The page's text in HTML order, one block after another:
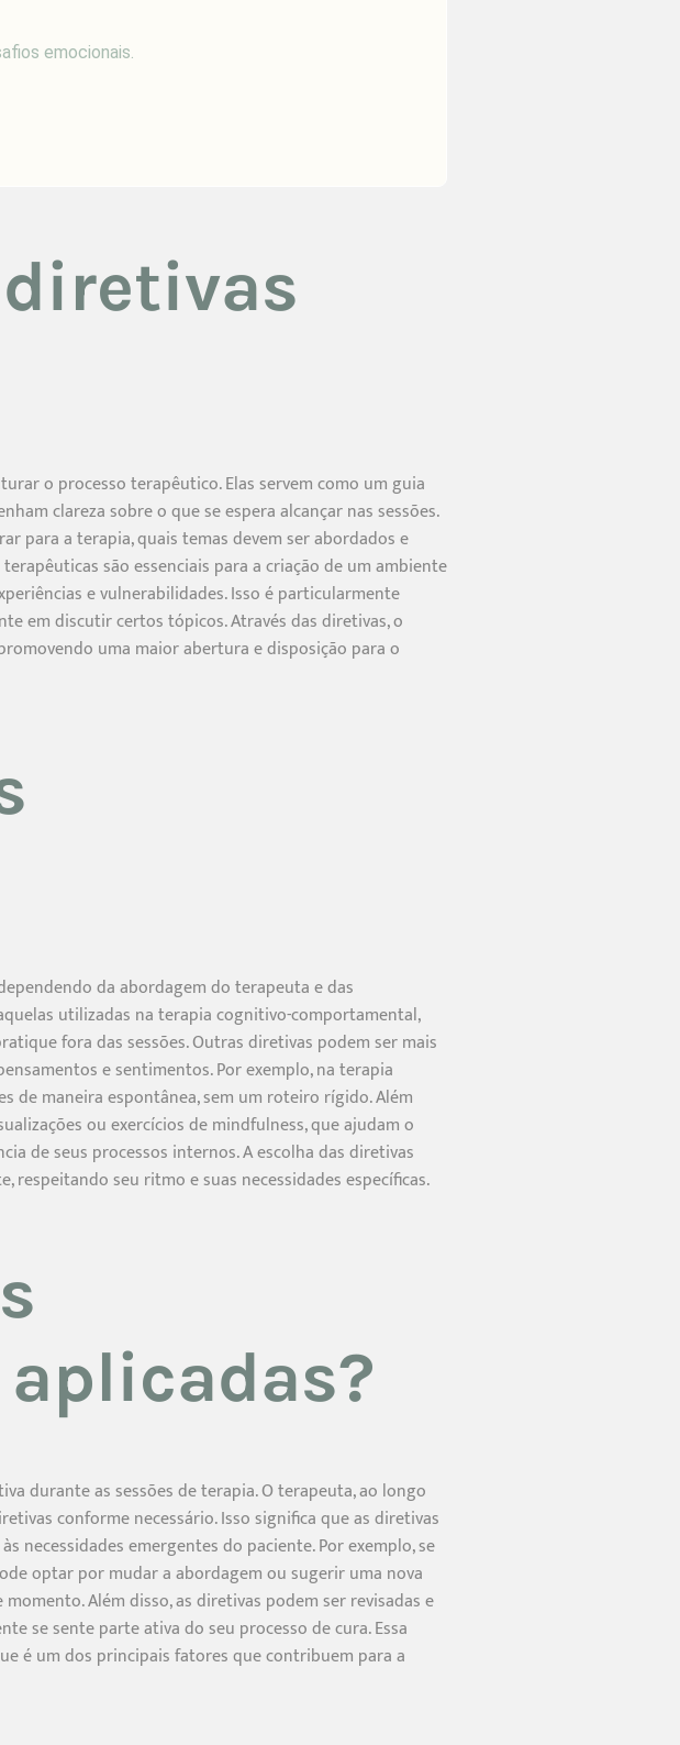
emocionais.
o processo terapêutico. Elas servem como um guia
clareza sobre o que se espera alcançar nas sessões.
para a terapia, quais temas devem ser abordados e
são essenciais para a criação de um ambiente
e vulnerabilidades. Isso é particularmente
em discutir certos tópicos. Através das diretivas, o
uma maior abertura e disposição para o
da abordagem do terapeuta e das
utilizadas na terapia cognitivo-comportamental,
fora das sessões. Outras diretivas podem ser mais
e sentimentos. Por exemplo, na terapia
de maneira espontânea, sem um roteiro rígido. Além
ou exercícios de mindfulness, que ajudam o
de seus processos internos. A escolha das diretivas
seu ritmo e suas necessidades específicas.
durante as sessões de terapia. O terapeuta, ao longo
conforme necessário. Isso significa que as diretivas
necessidades emergentes do paciente. Por exemplo, se
optar por mudar a abordagem ou sugerir uma nova
Além disso, as diretivas podem ser revisadas e
se sente parte ativa do seu processo de cura. Essa
é um dos principais fatores que contribuem para a